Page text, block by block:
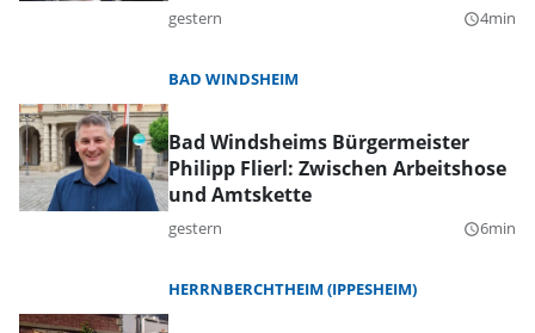
gestern query_builder4min
BAD WINDSHEIM
Bad Windsheims Bürgermeister
Philipp Flierl: Zwischen Arbeitshose
und Amtskette
gestern query_builder6min
HERRNBERCHTHEIM (IPPESHEIM)